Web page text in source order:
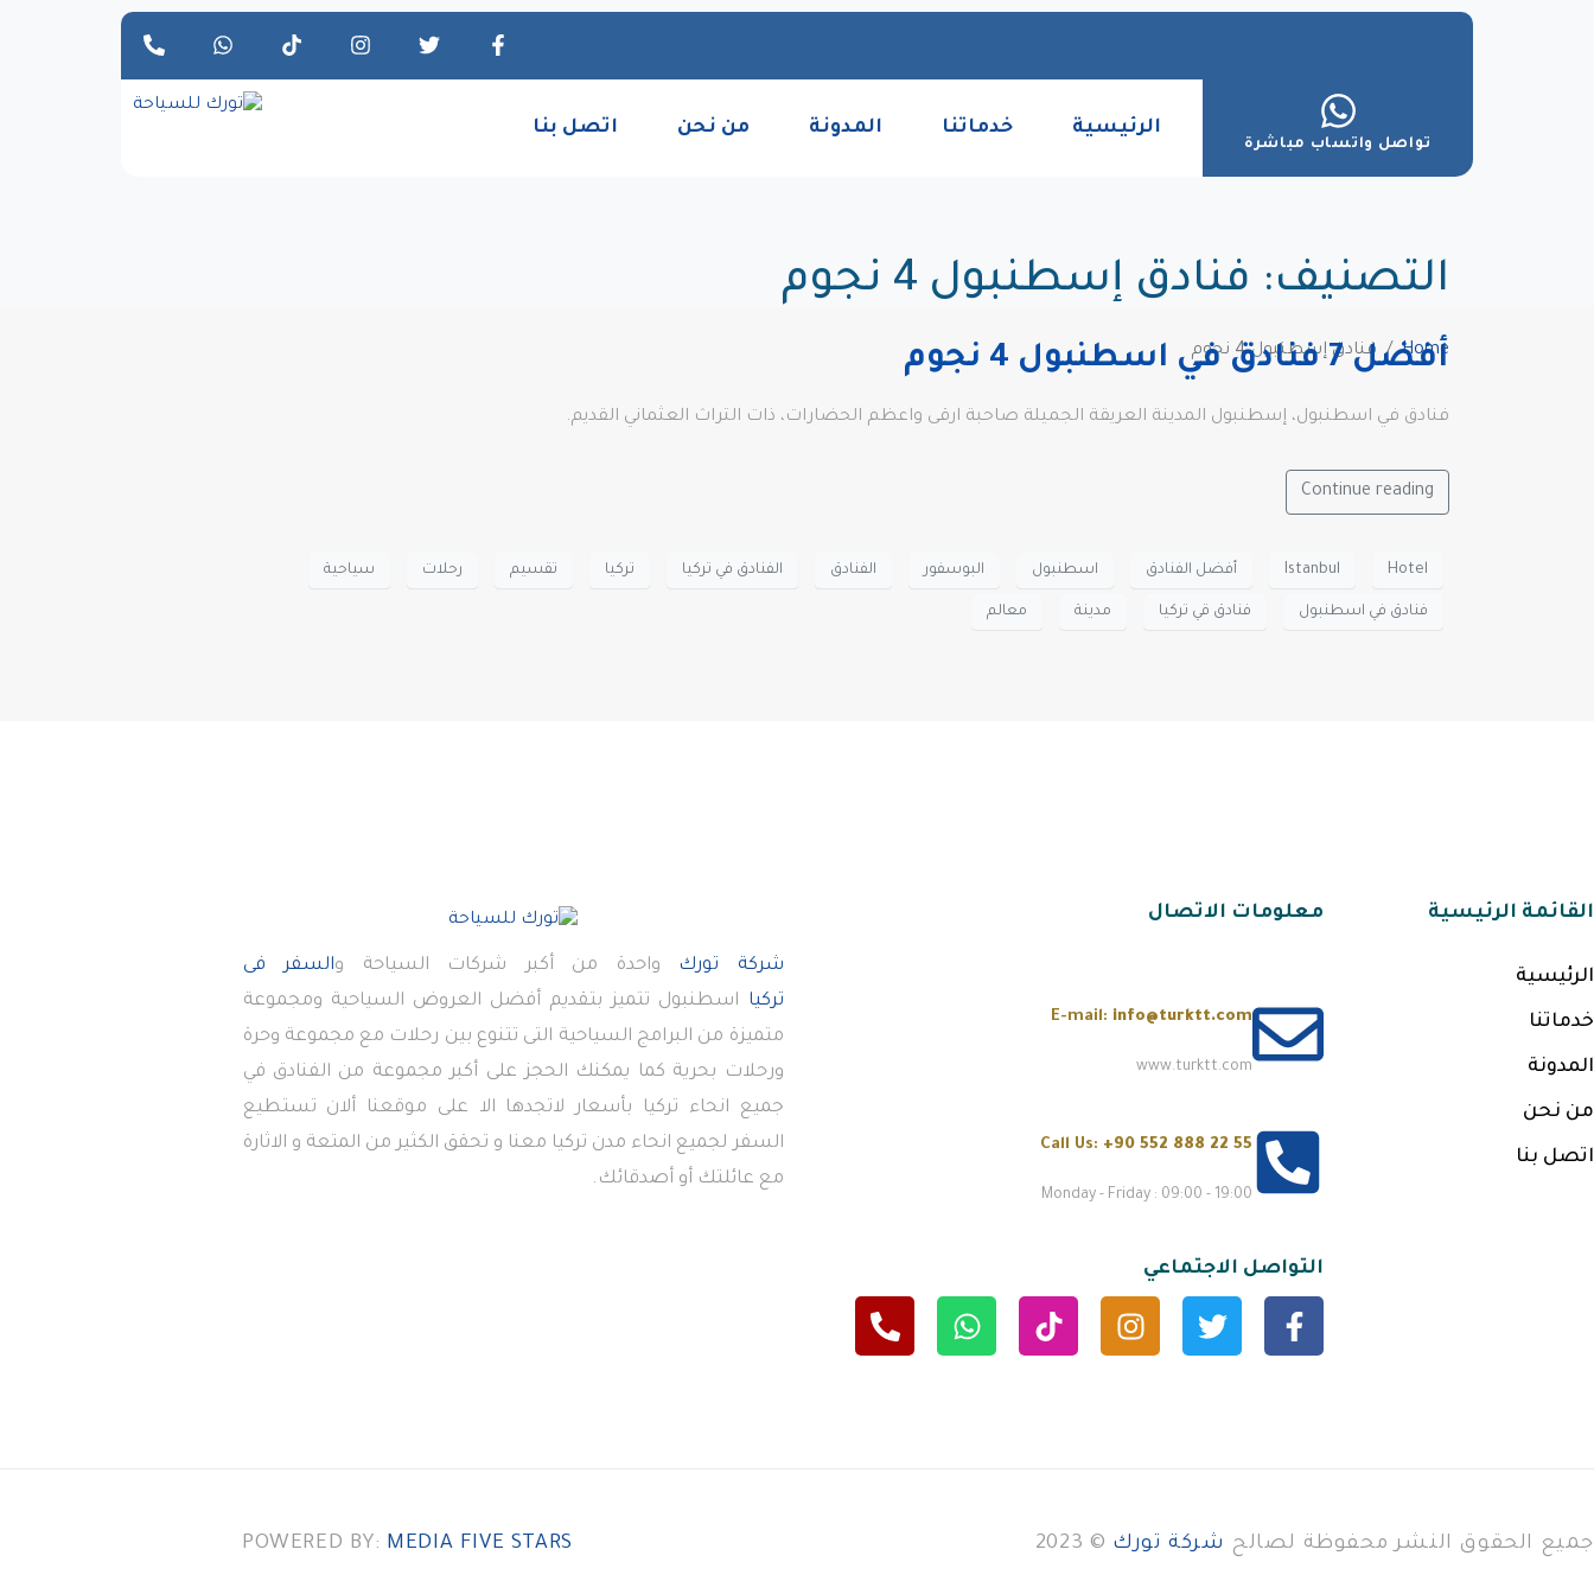
تواصل واتساب مباشرة
الرئيسية خدماتنا المدونة من نحن اتصل بنا
التصنيف: فنادق إسطنبول 4 نجوم
Home فنادق إسطنبول 4 نجومأفضل 7 فنادق في اسطنبول 4 نجوم
فنادق في اسطنبول، إسطنبول المدينة العريقة الجميلة صاحبة ارقى واعظم الحضارات، ذات التراث العثماني القديم.
Continue reading
Hotel
Istanbul أفضل الفنادق اسطنبول البوسفور الفنادق الفنادق في تركيا تركيا تقسيم رحلات سياحية
فنادق في اسطنبول فنادق قي تركيا مدينة معالم
القائمة الرئيسية
الرئيسية
خدماتنا
المدونة
من نحن
اتصل بنا
معلومات الاتصال
E-mail: info@turktt.com
www.turktt.com
Call Us: +90 552 888 22 55
Monday - Friday : 09:00 - 19:00
التواصل الاجتماعي
شركة تورك واحدة من أكبر شركات السياحة والسفر فى
تركيا اسطنبول تتميز بتقديم أفضل العروض السياحية ومجموعة
متميزة من البرامج السياحية التى تتنوع بين رحلات مع مجموعة وحرة
ورحلات بحرية كما يمكنك الحجز على أكبر مجموعة من الفنادق في
جميع انحاء تركيا بأسعار لاتجدها الا على موقعنا ألان تستطيع
السفر لجميع انحاء مدن تركيا معنا و تحقق الكثير من المتعة و الاثارة
مع عائلتك أو أصدقائك.
جميع الحقوق النشر محفوظة لصالح شركة تورك © 2023
POWERED BY: MEDIA FIVE STARS